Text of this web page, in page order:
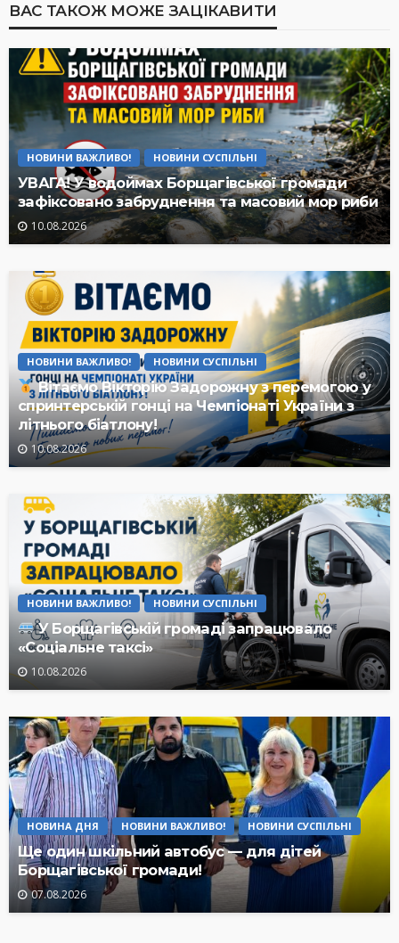
ВАС ТАКОЖ МОЖЕ ЗАЦІКАВИТИ
НОВИНИ ВАЖЛИВО! НОВИНИ СУСПІЛЬНІ
УВАГА! У водоймах Борщагівської громади
зафіксовано забруднення та масовий мор риби
10.08.2026
НОВИНИ ВАЖЛИВО! НОВИНИ СУСПІЛЬНІ
Вітаємо Вікторію Задорожну з перемогою у
спринтерській гонці на Чемпіонаті України з
літнього біатлону!
10.08.2026
НОВИНИ ВАЖЛИВО! НОВИНИ СУСПІЛЬНІ
У Борщагівській громаді запрацювало
«Соціальне таксі»
10.08.2026
НОВИНА ДНЯ НОВИНИ ВАЖЛИВО! НОВИНИ СУСПІЛЬНІ
Ще один шкільний автобус — для дітей
Борщагівської громади!
07.08.2026